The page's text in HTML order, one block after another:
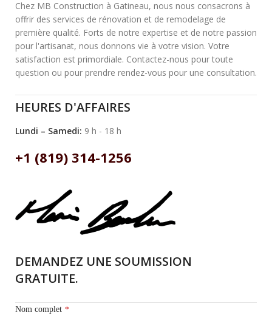
Chez MB Construction à Gatineau, nous nous consacrons à
offrir des services de rénovation et de remodelage de
première qualité. Forts de notre expertise et de notre passion
pour l'artisanat, nous donnons vie à votre vision. Votre
satisfaction est primordiale. Contactez-nous pour toute
question ou pour prendre rendez-vous pour une consultation.
HEURES D'AFFAIRES
Lundi – Samedi: 9 h - 18 h
+1 (819) 314-1256
DEMANDEZ UNE SOUMISSION
GRATUITE.
Nom complet *